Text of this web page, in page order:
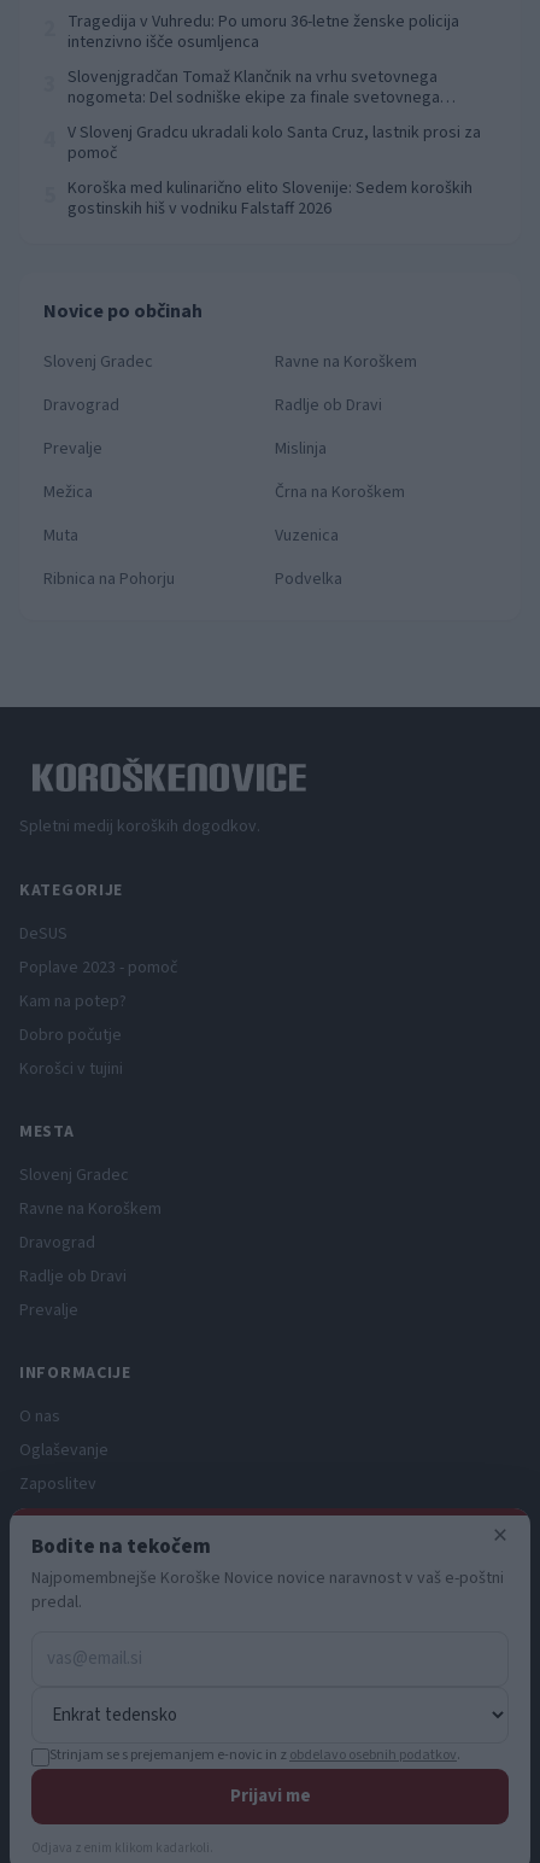
Tragedija v Vuhredu: Po umoru 36-letne ženske policija
intenzivno išče osumljenca
Slovenjgradčan Tomaž Klančnik na vrhu svetovnega
nogometa: Del sodniške ekipe za finale svetovnega
V Slovenj Gradcu ukradali kolo Santa Cruz, lastnik prosi za
pomoč
Koroška med kulinarično elito Slovenije: Sedem koroških
gostinskih hiš v vodniku Falstaff 2026
Novice po občinah
Slovenj Gradec
Ravne na Koroškem
Dravograd
Radlje ob Dravi
Prevalje
Mislinja
Mežica
Črna na Koroškem
Muta
Vuzenica
Ribnica na Pohorju
Podvelka
Spletni medij koroških dogodkov.
KATEGORIJE
DeSUS
Poplave 2023 - pomoč
Kam na potep?
Dobro počutje
Korošci v tujini
MESTA
Slovenj Gradec
Ravne na Koroškem
Dravograd
Radlje ob Dravi
Prevalje
INFORMACIJE
O nas
Oglaševanje
Zaposlitev
Pravno obvestilo
Zasebnost in piškotki
Storitve
Pogoji uporabe
© 2026 KN MEDIA d.o.o. Vse pravice pridržane.
info@koroskenovice.si
×
Bodite na tekočem
Najpomembnejše Koroške Novice novice naravnost v vaš e-poštni
predal.
Strinjam se s prejemanjem e-novic in z obdelavo osebnih podatkov.
Prijavi me
Odjava z enim klikom kadarkoli.